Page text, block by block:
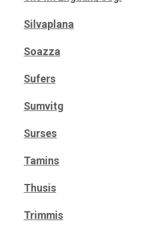
Silvaplana
Soazza
Sufers
Sumvitg
Surses
Tamins
Thusis
Trimmis